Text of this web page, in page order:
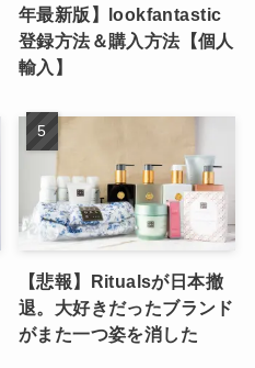
年最新版】lookfantastic
登録方法＆購入方法【個人
輸入】
【悲報】Ritualsが日本撤
退。大好きだったブランド
がまた一つ姿を消した